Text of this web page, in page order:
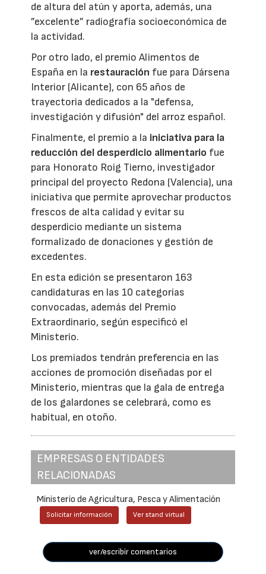
de altura del atún y aporta, además, una
”excelente” radiografía socioeconómica de
la actividad.
Por otro lado, el premio Alimentos de
España en la restauración fue para Dársena
Interior (Alicante), con 65 años de
trayectoria dedicados a la "defensa,
investigación y difusión" del arroz español.
Finalmente, el premio a la iniciativa para la
reducción del desperdicio alimentario fue
para Honorato Roig Tierno, investigador
principal del proyecto Redona (Valencia), una
iniciativa que permite aprovechar productos
frescos de alta calidad y evitar su
desperdicio mediante un sistema
formalizado de donaciones y gestión de
excedentes.
En esta edición se presentaron 163
candidaturas en las 10 categorías
convocadas, además del Premio
Extraordinario, según especificó el
Ministerio.
Los premiados tendrán preferencia en las
acciones de promoción diseñadas por el
Ministerio, mientras que la gala de entrega
de los galardones se celebrará, como es
habitual, en otoño.
EMPRESAS O ENTIDADES
RELACIONADAS
Ministerio de Agricultura, Pesca y Alimentación
Solicitar información Ver stand virtual
ver/escribir comentarios